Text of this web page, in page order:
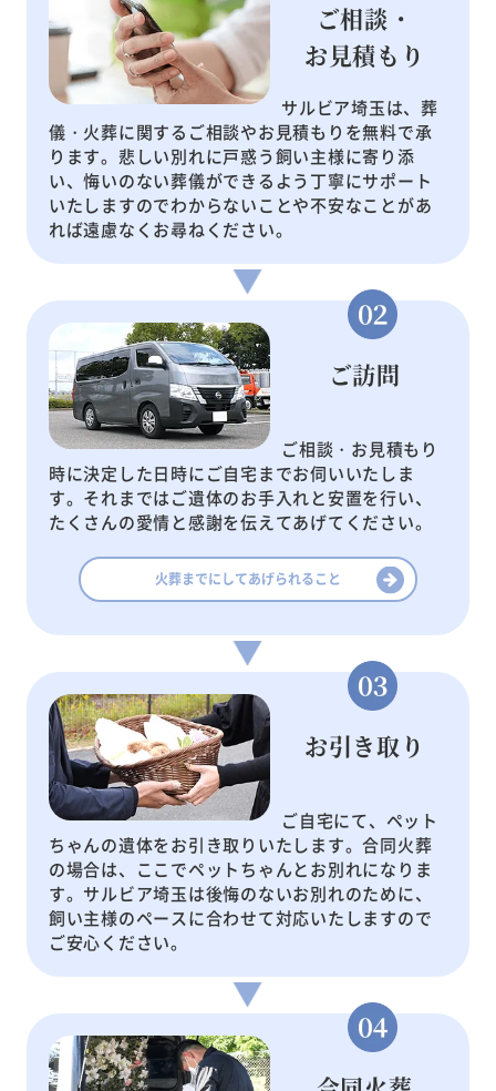
ご相談・
お見積もり
サルビア埼玉は、葬
儀・火葬に関するご相談やお見積もりを無料で承
ります。悲しい別れに戸惑う飼い主様に寄り添
い、悔いのない葬儀ができるよう丁寧にサポート
いたしますのでわからないことや不安なことがあ
れば遠慮なくお尋ねください。
ご訪問
ご相談・お見積もり
時に決定した日時にご自宅までお伺いいたしま
す。それまではご遺体のお手入れと安置を行い、
たくさんの愛情と感謝を伝えてあげてください。
火葬までにしてあげられること
お引き取り
ご自宅にて、ペット
ちゃんの遺体をお引き取りいたします。合同火葬
の場合は、ここでペットちゃんとお別れになりま
す。サルビア埼玉は後悔のないお別れのために、
飼い主様のペースに合わせて対応いたしますので
ご安心ください。